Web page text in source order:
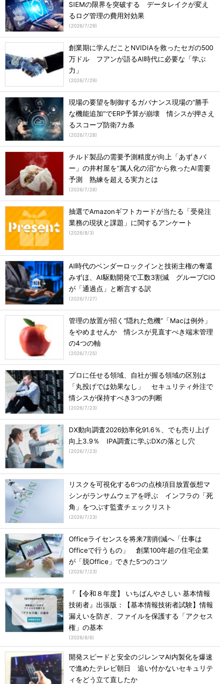
SIEMの限界を突破する データレイクが変え
るログ管理の費用対効果
(2026/7/29)
創業期に学んだことNVIDIAを救ったセガの500
万ドル フアンが語るAI時代に必要な「学ぶ
力」
(2026/7/29)
現場の要望を制御するガバナンス現場の“勝手
な機能追加”でERP予算が崩壊 情シスが押さえ
るスコープ防衛7カ条
(2026/7/28)
チルド製品の需要予測精度が向上「あずきバ
ー」の井村屋を“属人化の沼”から救ったAI需要
予測 熟練を超える実力とは
(2026/7/28)
抽選でAmazonギフトカードが当たる「受発注
業務の現状と課題」に関するアンケート
(2026/8/3)
AI時代のベンダーロックインと技術主権の奪還
みずほ、AI駆動開発で工数3割減 グループCIO
が「通過点」と断言する訳
(2026/7/27)
管理の放置が招く“隠れた危機”「Macは例外」
をやめませんか 情シスが見直すべき端末管理
の4つの軸
(2026/7/25)
プロに任せる領域、自社が握る領域の区別は
「丸投げでは効果なし」 セキュリティ外注で
情シスが保持すべき3つの判断
(2026/7/23)
DX動向調査2026効率化91.6％、でも売り上げ
向上3.9％ IPA調査に学ぶDXの落とし穴
(2026/7/23)
リスクを可視化する6つの点検項目放置仮想マ
シンがランサムウェアを呼ぶ インフラの「死
角」をつぶす監査チェックリスト
(2026/7/23)
Officeライセンスを将来7割削減へ「仕事は
Officeで行うもの」 創業100年超の住宅企業
が「脱Office」できた5つのコツ
(2026/7/23)
『【令和８年度】 いちばんやさしい 基本情報
技術者』出張版：【基本情報技術者試験】情報
漏えいを防ぎ、ファイルを保護する「アクセス
権」の基本
(2026/8/6)
開発スピードと安全のジレンマAI内製化を爆速
で進めたテレビ朝日 追い付かないセキュリテ
ィをどう立て直したか